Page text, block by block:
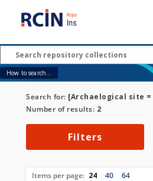
How to search...
Search for: [Archaelogical site =
Number of results: 2
Filters
Items per page: 24 40
64